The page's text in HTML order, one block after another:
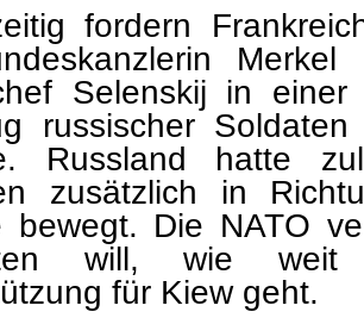
fordern
Selenskij in einer
russischer
Russland hatte
zusätzlich in
bewegt. Die NATO
will, wie weit
für Kiew geht.